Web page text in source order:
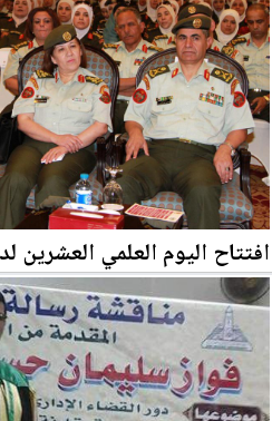
افتتاح اليوم العلمي العشرين